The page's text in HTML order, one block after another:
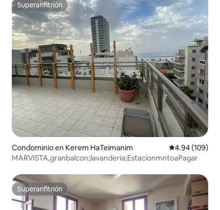
Superanfitrión
Superanfitrión
Condominio en Kerem HaTeimanim Calificación
4.94 (109)
MARVISTA,granbalcon;lavanderia;EstacionmntoaPagar
Superanfitrión
Superanfitrión